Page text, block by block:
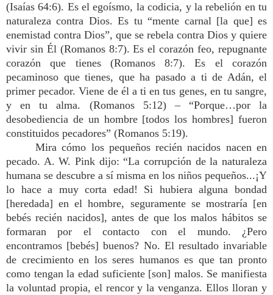
(Isaías 64:6). Es el egoísmo, la codicia, y la rebelión en tu
naturaleza contra Dios. Es tu “mente carnal [la que] es
enemistad contra Dios”, que se rebela contra Dios y quiere
vivir sin Él (Romanos 8:7). Es el corazón feo, repugnante
corazón que tienes (Romanos 8:7). Es el corazón
pecaminoso que tienes, que ha pasado a ti de Adán, el
primer pecador. Viene de él a ti en tus genes, en tu sangre,
y en tu alma. (Romanos 5:12) – “Porque…por la
desobediencia de un hombre [todos los hombres] fueron
constituidos pecadores” (Romanos 5:19).
Mira cómo los pequeños recién nacidos nacen en
pecado. A. W. Pink dijo: “La corrupción de la naturaleza
humana se descubre a sí misma en los niños pequeños...¡Y
lo hace a muy corta edad! Si hubiera alguna bondad
[heredada] en el hombre, seguramente se mostraría [en
bebés recién nacidos], antes de que los malos hábitos se
formaran por el contacto con el mundo. ¿Pero
encontramos [bebés] buenos? No. El resultado invariable
de crecimiento en los seres humanos es que tan pronto
como tengan la edad suficiente [son] malos. Se manifiesta
la voluntad propia, el rencor y la venganza. Ellos lloran y